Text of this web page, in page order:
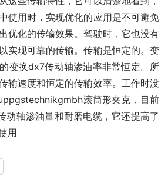
使用时，实现优化的应用是不可避免
优化的传输效果。驾驶时，它也没有
实现可靠的传输。传输是恒定的。变
变换dx7传动轴渗油率非常恒定。所
输速度和恒定的传输效率。工作时没
滚筒形夹克，目前
动轴渗油量和耐磨电缆，它还提高了
用